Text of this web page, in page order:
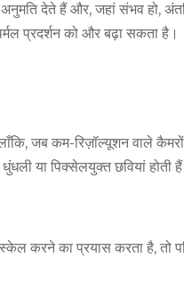
देते हैं और, जहां संभव हो,
प्रदर्शन को और बढ़ा सकता है।
जब कम-रिज़ॉल्यूशन वाले
या पिक्सेलयुक्त छवियां होती
का प्रयास करता है, तो